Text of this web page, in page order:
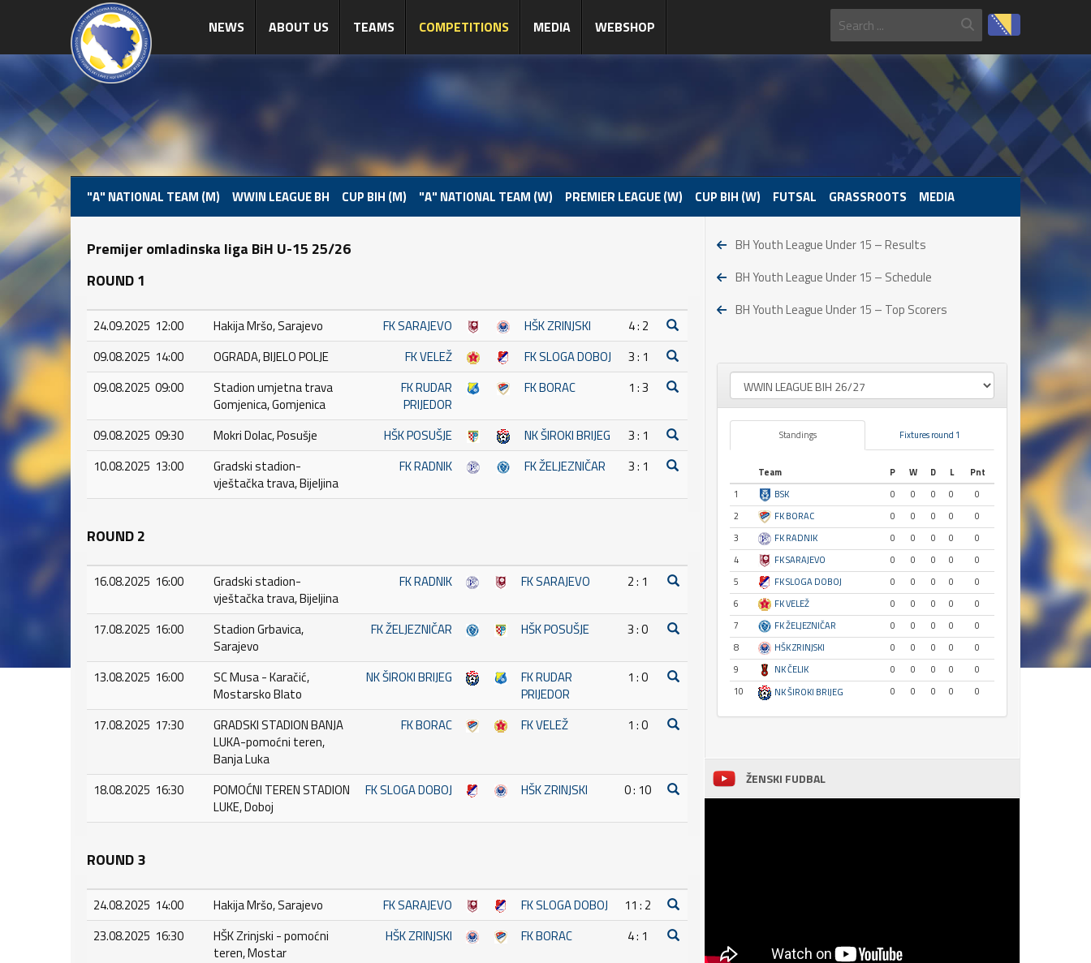
NEWS ABOUT US TEAMS COMPETITIONS MEDIA WEBSHOP
"A" NATIONAL TEAM (M) WWIN LEAGUE BH CUP BIH (M) "A" NATIONAL TEAM (W) PREMIER LEAGUE (W) CUP BIH (W) FUTSAL GRASSROOTS MEDIA
Premijer omladinska liga BiH U-15 25/26
ROUND 1
24.09.2025 12:00 Hakija Mršo, Sarajevo FK SARAJEVO HŠK ZRINJSKI
4 : 2
09.08.2025 14:00
OGRADA, BIJELO POLJE FK VELEŽ FK SLOGA DOBOJ
3 : 1
09.08.2025 09:00
Stadion umjetna trava
Gomjenica, Gomjenica
FK RUDAR
PRIJEDOR
FK BORAC 1 : 3
09.08.2025 09:30 Mokri Dolac, Posušje HŠK POSUŠJE NK ŠIROKI BRIJEG
3 : 1
10.08.2025 13:00
Gradski stadion-
vještačka trava, Bijeljina
FK RADNIK FK ŽELJEZNIČAR 3 : 1
ROUND 2
16.08.2025 16:00
Gradski stadion-
vještačka trava, Bijeljina
FK RADNIK FK SARAJEVO 2 : 1
17.08.2025 16:00
Stadion Grbavica,
Sarajevo
FK ŽELJEZNIČAR HŠK POSUŠJE 3 : 0
13.08.2025 16:00
SC Musa - Karačić,
Mostarsko Blato
NK ŠIROKI BRIJEG
FK RUDAR
PRIJEDOR
1 : 0
17.08.2025 17:30
GRADSKI STADION BANJA
LUKA-pomoćni teren,
Banja Luka
FK BORAC FK VELEŽ 1 : 0
18.08.2025 16:30
POMOĆNI TEREN STADION
LUKE, Doboj
FK SLOGA DOBOJ HŠK ZRINJSKI 0 : 10
ROUND 3
24.08.2025 14:00 Hakija Mršo, Sarajevo FK SARAJEVO FK SLOGA DOBOJ
11 : 2
23.08.2025 16:30
HŠK Zrinjski - pomoćni
teren, Mostar
HŠK ZRINJSKI FK BORAC 4 : 1
BH Youth League Under 15 – Results
BH Youth League Under 15 – Schedule
BH Youth League Under 15 – Top Scorers
Standings Fixtures round 1
Team P W D L
Pnt
1
BSK 0 0 0 0
0
2
FK BORAC 0 0 0 0
0
3
FK RADNIK 0 0 0 0
0
4
FK SARAJEVO 0 0 0 0
0
5
FK SLOGA DOBOJ 0 0 0 0
0
6
FK VELEŽ 0 0 0 0
0
7
FK ŽELJEZNIČAR 0 0 0 0
0
8
HŠK ZRINJSKI 0 0 0 0
0
9
NK ČELIK 0 0 0 0
0
10
NK ŠIROKI BRIJEG 0 0 0 0 0
ŽENSKI FUDBAL